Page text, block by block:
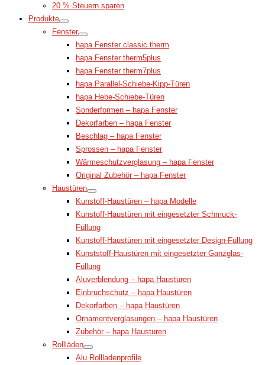
20 % Steuern sparen
Produkte
Fenster
hapa Fenster classic therm
hapa Fenster therm5plus
hapa Fenster therm7plus
hapa Parallel-Schiebe-Kipp-Türen
hapa Hebe-Schiebe-Türen
Sonderformen – hapa Fenster
Dekorfarben – hapa Fenster
Beschlag – hapa Fenster
Sprossen – hapa Fenster
Wärmeschutzverglasung – hapa Fenster
Original Zubehör – hapa Fenster
Haustüren
Kunstoff-Haustüren – hapa Modelle
Kunstoff-Haustüren mit eingesetzter Schmuck-
Füllung
Kunstoff-Haustüren mit eingesetzter Design-Füllung
Kunststoff-Haustüren mit eingesetzter Ganzglas-
Füllung
Aluverblendung – hapa Haustüren
Einbruchschutz – hapa Haustüren
Dekorfarben – hapa Haustüren
Ornamentverglasungen – hapa Haustüren
Zubehör – hapa Haustüren
Rollläden
Alu Rollladenprofile